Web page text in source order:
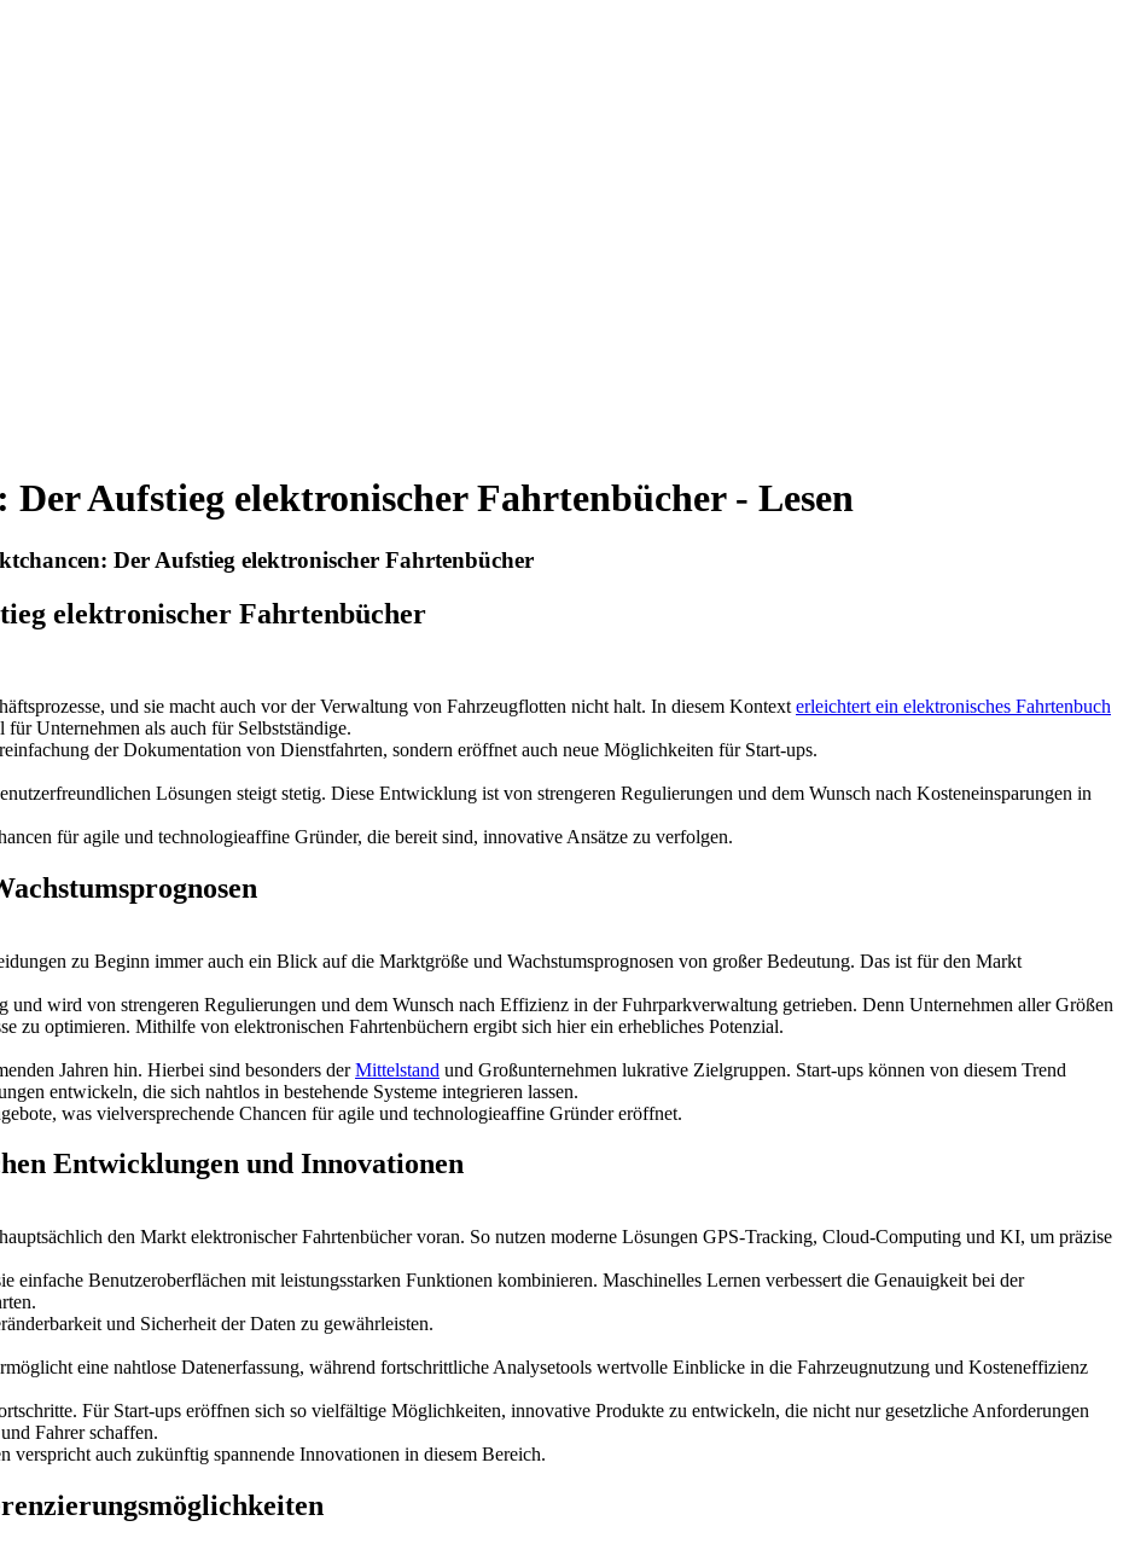
Aufstieg elektronischer Fahrtenbücher - Lesen
Der Aufstieg elektronischer Fahrtenbücher
elektronischer Fahrtenbücher
und sie macht auch vor der Verwaltung von Fahrzeugflotten nicht halt. In diesem Kontext erleichtert ein elektronisches Fahrtenbuch
Unternehmen als auch für Selbstständige.
der Dokumentation von Dienstfahrten, sondern eröffnet auch neue Möglichkeiten für Start-ups.
Lösungen steigt stetig. Diese Entwicklung ist von strengeren Regulierungen und dem Wunsch nach Kosteneinsparungen in
für agile und technologieaffine Gründer, die bereit sind, innovative Ansätze zu verfolgen.
zu Beginn immer auch ein Blick auf die Marktgröße und Wachstumsprognosen von großer Bedeutung. Das ist für den Markt
wird von strengeren Regulierungen und dem Wunsch nach Effizienz in der Fuhrparkverwaltung getrieben. Denn Unternehmen aller Größen
zu optimieren. Mithilfe von elektronischen Fahrtenbüchern ergibt sich hier ein erhebliches Potenzial.
Jahren hin. Hierbei sind besonders derMittelstand und Großunternehmen lukrative Zielgruppen. Start-ups können von diesem Trend
entwickeln, die sich nahtlos in bestehende Systeme integrieren lassen.
was vielversprechende Chancen für agile und technologieaffine Gründer eröffnet.
Entwicklungen und Innovationen
den Markt elektronischer Fahrtenbücher voran. So nutzen moderne Lösungen GPS-Tracking, Cloud-Computing und KI, um präzise
einfache Benutzeroberflächen mit leistungsstarken Funktionen kombinieren. Maschinelles Lernen verbessert die Genauigkeit bei der
und Sicherheit der Daten zu gewährleisten.
eine nahtlose Datenerfassung, während fortschrittliche Analysetools wertvolle Einblicke in die Fahrzeugnutzung und Kosteneffizienz
Für Start-ups eröffnen sich so vielfältige Möglichkeiten, innovative Produkte zu entwickeln, die nicht nur gesetzliche Anforderungen
Fahrer schaffen.
auch zukünftig spannende Innovationen in diesem Bereich.